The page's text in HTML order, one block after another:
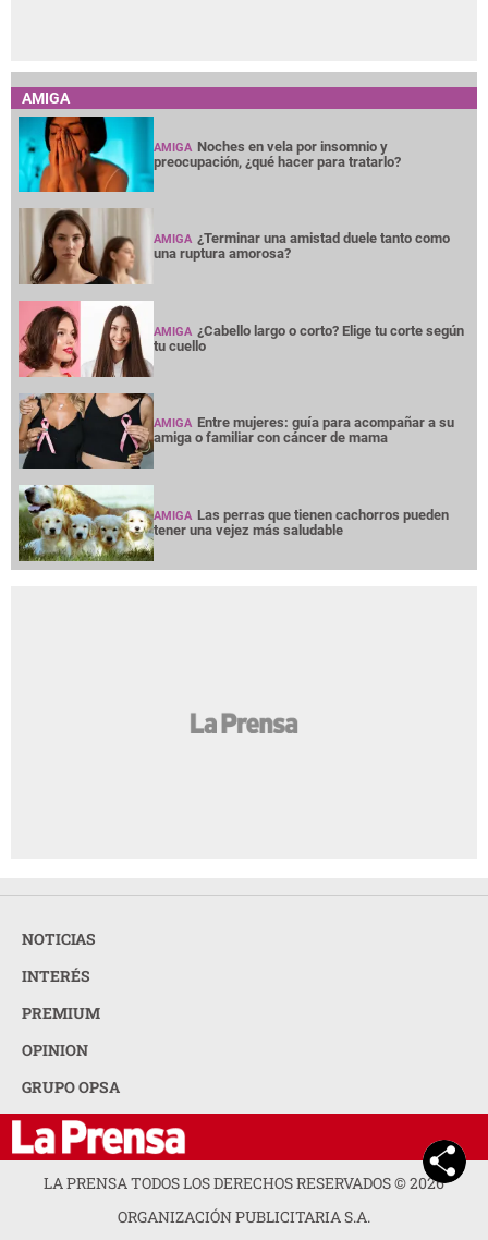
AMIGA
AMIGA Noches en vela por insomnio y
preocupación, ¿qué hacer para tratarlo?
AMIGA ¿Terminar una amistad duele tanto como
una ruptura amorosa?
AMIGA ¿Cabello largo o corto? Elige tu corte según
tu cuello
AMIGA Entre mujeres: guía para acompañar a su
amiga o familiar con cáncer de mama
AMIGA Las perras que tienen cachorros pueden
tener una vejez más saludable
NOTICIAS
INTERÉS
PREMIUM
OPINION
GRUPO OPSA
LA PRENSA TODOS LOS DERECHOS RESERVADOS ©2026
ORGANIZACIÓN PUBLICITARIA S.A.